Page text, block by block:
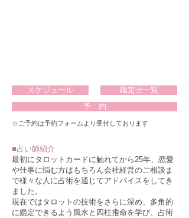
スケジュール
鑑定士一覧
予 約
☆ご予約は予約フォームより受付しております
​■占い師紹介
最初にタロットカードに触れてから25年、恋愛
や仕事に悩む方はもちろん会社経営のご相談ま
で様々な人に占術を通じてアドバイスをしてき
ました。
現在ではタロットの技術をさらに深め、多角的
に鑑定できるよう風水と四柱推命を学び、占術